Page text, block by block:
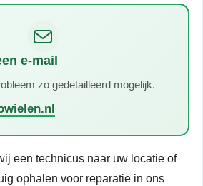
e-mail
zo gedetailleerd mogelijk.
een technicus naar uw locatie of
ophalen voor reparatie in ons